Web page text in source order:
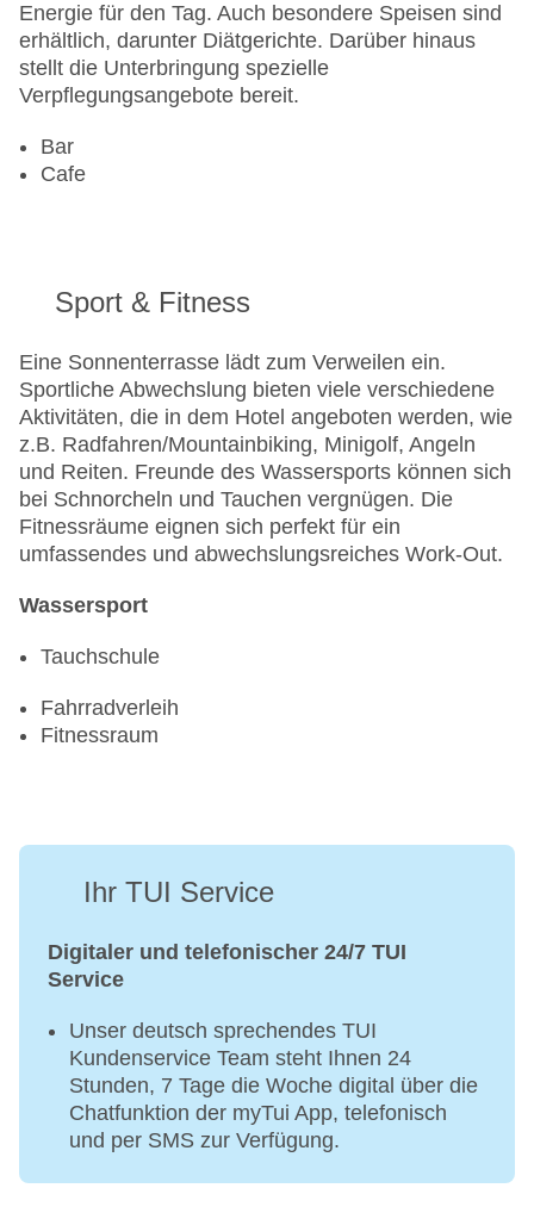
Energie für den Tag. Auch besondere Speisen sind
erhältlich, darunter Diätgerichte. Darüber hinaus
stellt die Unterbringung spezielle
Verpflegungsangebote bereit.
Bar
Cafe
Sport & Fitness
Eine Sonnenterrasse lädt zum Verweilen ein.
Sportliche Abwechslung bieten viele verschiedene
Aktivitäten, die in dem Hotel angeboten werden, wie
z.B. Radfahren/Mountainbiking, Minigolf, Angeln
und Reiten. Freunde des Wassersports können sich
bei Schnorcheln und Tauchen vergnügen. Die
Fitnessräume eignen sich perfekt für ein
umfassendes und abwechslungsreiches Work-Out.
Wassersport
Tauchschule
Fahrradverleih
Fitnessraum
Ihr TUI Service
Digitaler und telefonischer 24/7 TUI
Service
Unser deutsch sprechendes TUI
Kundenservice Team steht Ihnen 24
Stunden, 7 Tage die Woche digital über die
Chatfunktion der myTui App, telefonisch
und per SMS zur Verfügung.